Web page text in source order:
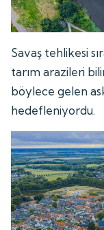
Savaş tehlikesi
tarım arazileri
böylece gelen
hedefleniyordu.